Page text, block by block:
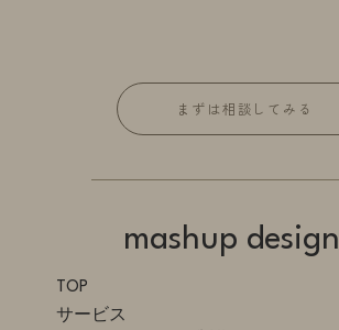
まずは相談してみる
mashup design
TOP
サービス